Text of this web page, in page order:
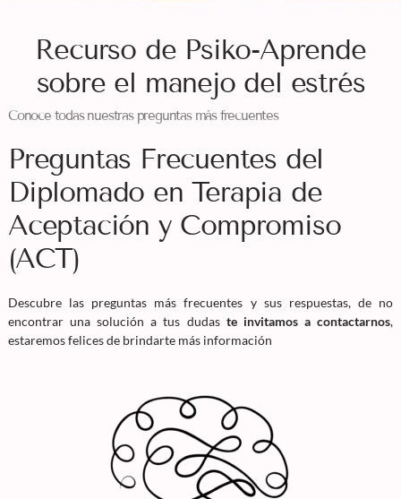
Recurso de Psiko-Aprende
sobre el manejo del estrés
Conoce todas nuestras preguntas más frecuentes
Preguntas Frecuentes del
Diplomado en Terapia de
Aceptación y Compromiso
(ACT)
Descubre las preguntas más frecuentes y sus respuestas, de no
encontrar una solución a tus dudas te invitamos a contactarnos,
estaremos felices de brindarte más información